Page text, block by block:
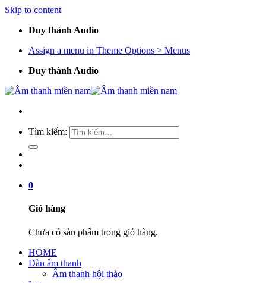
Skip to content
Duy thành Audio
Assign a menu in Theme Options > Menus
Duy thành Audio
Tìm kiếm:
0
Giỏ hàng
Chưa có sản phẩm trong giỏ hàng.
HOME
Dàn âm thanh
Âm thanh hội thảo